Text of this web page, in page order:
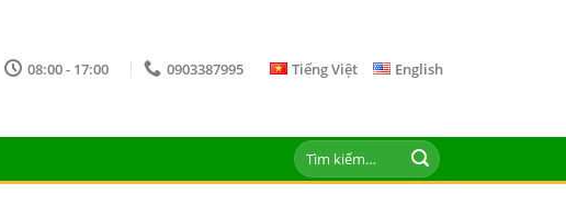
08:00 - 17:00 0903387995 Tiếng Việt English
Tìm
kiếm: